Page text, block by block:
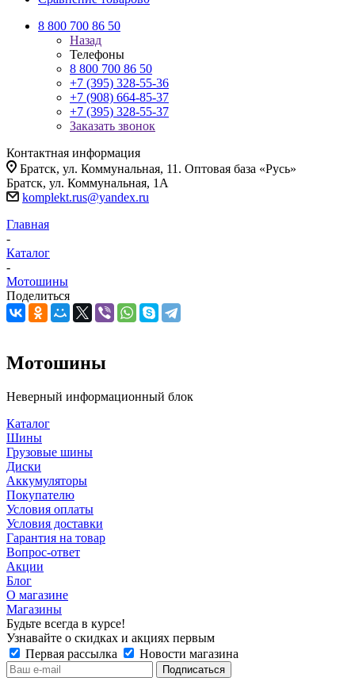
8 800 700 86 50
Назад
Телефоны
8 800 700 86 50
+7 (395) 328-55-36
+7 (908) 664-85-37
+7 (395) 328-55-37
Заказать звонок
Контактная информация
Братск, ул. Коммунальная, 11. Оптовая база «Русь»
Братск, ул. Коммунальная, 1А
komplekt.rus@yandex.ru
Главная
-
Каталог
-
Мотошины
Поделиться
Мотошины
Неверный информационный блок
Каталог
Шины
Грузовые шины
Диски
Аккумуляторы
Покупателю
Условия оплаты
Условия доставки
Гарантия на товар
Вопрос-ответ
Акции
Блог
О магазине
Магазины
Будьте всегда в курсе!
Узнавайте о скидках и акциях первым
Первая рассылка
Новости магазина